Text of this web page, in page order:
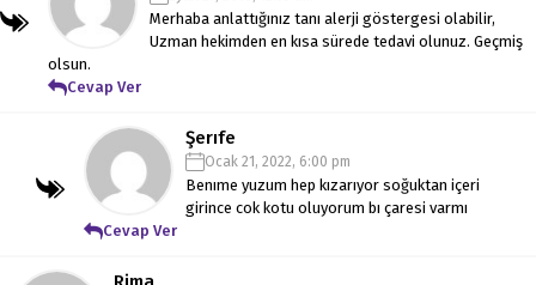
Merhaba anlattığınız tanı alerji göstergesi olabilir,
Uzman hekimden en kısa sürede tedavi olunuz. Geçmiş
olsun.
Cevap Ver
Şerıfe
Ocak 21, 2022, 6:00 pm
Benıme yuzum hep kızarıyor soğuktan içeri
girince cok kotu oluyorum bı çaresi varmı
Cevap Ver